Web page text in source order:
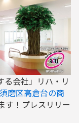
る会社」リハ・リ
磨区高倉台の商
す！プレスリリー